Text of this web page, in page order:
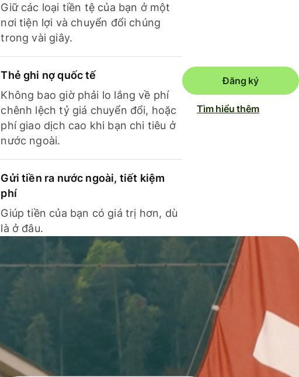
Giữ các loại tiền tệ của bạn ở một
nơi tiện lợi và chuyển đổi chúng
trong vài giây.
Thẻ ghi nợ quốc tế
Không bao giờ phải lo lắng về phí
chênh lệch tỷ giá chuyển đổi, hoặc
phí giao dịch cao khi bạn chi tiêu ở
nước ngoài.
Gửi tiền ra nước ngoài, tiết kiệm
phí
Giúp tiền của bạn có giá trị hơn, dù
là ở đâu.
Đăng ký
Tìm hiểu thêm